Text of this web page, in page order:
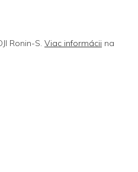
Ronin-S. Viac informácii na